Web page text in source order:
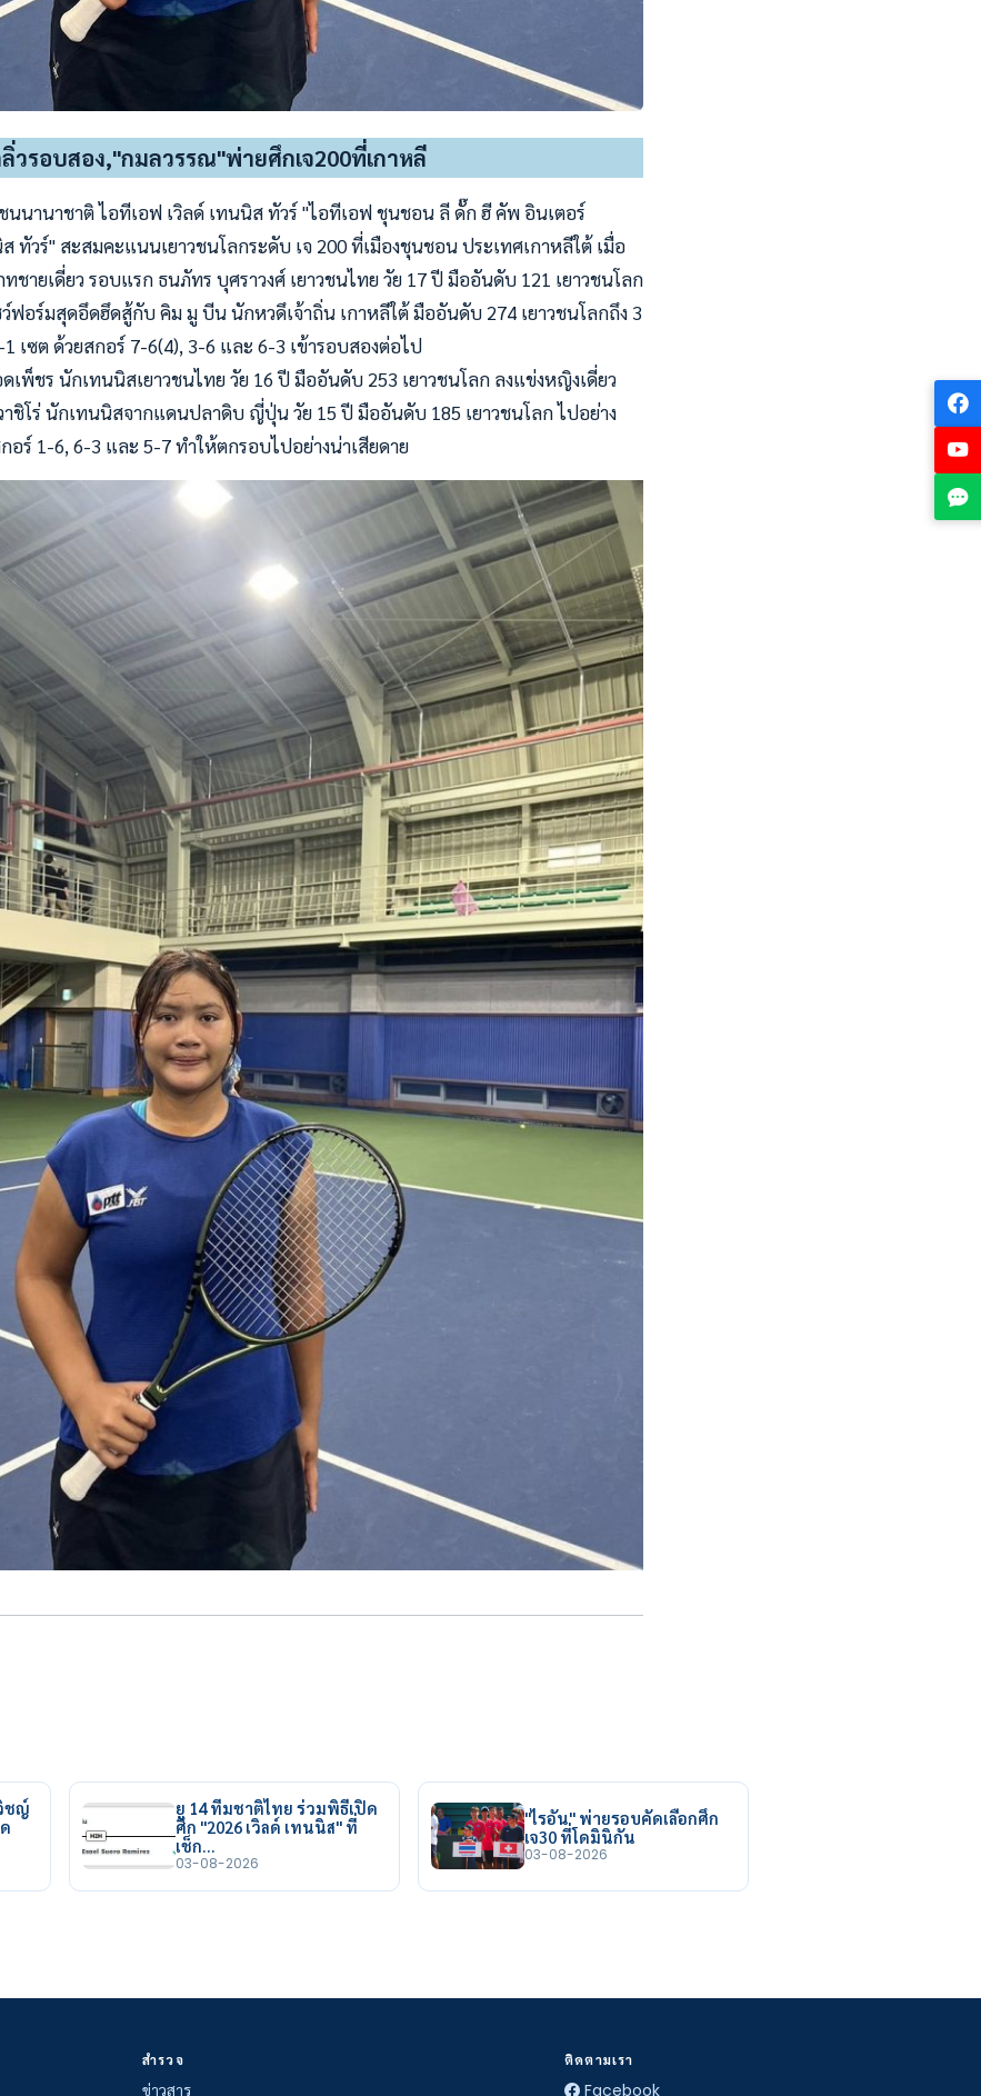
วรอบสอง,"กมลวรรณ"พ่ายศึกเจ200ที่เกาหลี
นนานาชาติ ไอทีเอฟ เวิลด์ เทนนิส ทัวร์ "ไอทีเอฟ ชุนชอน ลี ดั๊ก ฮี คัพ อินเตอร์
ทัวร์" สะสมคะแนนเยาวชนโลกระดับ เจ 200 ที่เมืองชุนชอน ประเทศเกาหลีใต้ เมื่อ
ชายเดี่ยว รอบแรก ธนภัทร บุศราวงศ์ เยาวชนไทย วัย 17 ปี มืออันดับ 121 เยาวชนโลก
ว์ฟอร์มสุดอึดฮึดสู้กับ คิม มู บีน นักหวดึเจ้าถิ่น เกาหลีใต้ มืออันดับ 274 เยาวชนโลกถึง 3
เซต ด้วยสกอร์ 7-6(4), 3-6 และ 6-3 เข้ารอบสองต่อไป
เพ็ชร นักเทนนิสเยาวชนไทย วัย 16 ปี มืออันดับ 253 เยาวชนโลก ลงแข่งหญิงเดี่ยว
ชิโร่ นักเทนนิสจากแดนปลาดิบ ญี่ปุ่น วัย 15 ปี มืออันดับ 185 เยาวชนโลก ไปอย่าง
อร์ 1-6, 6-3 และ 5-7 ทำให้ตกรอบไปอย่างน่าเสียดาย
ชญ์
ยู 14 ทีมชาติไทย ร่วมพิธีเปิด
ศึก "2026 เวิลด์ เทนนิส" ที่
เช็ก…
03-08-2026
"ไรอัน" พ่ายรอบคัดเลือกศึก
เจ30 ที่โดมินิกัน
03-08-2026
สำรวจ
ข่าวสาร
ติดตามเรา
Facebook